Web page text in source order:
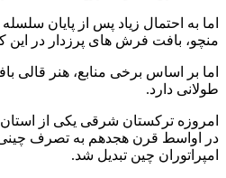
اما به احتمال زیاد پس از پایان
منچو، بافت فرش های پرزدار در
اما بر اساس برخی منابع، هنر قالی
طولانی دارد.
امروزه ترکستان شرقی یکی از
در اواسط قرن هجدهم به تصرف چینی
امپراتوران چین تبدیل شد.